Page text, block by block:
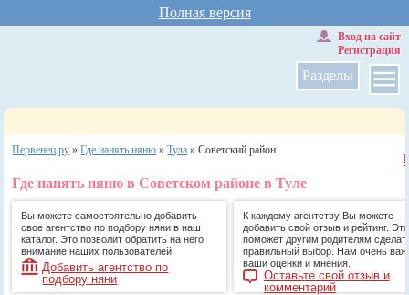
Полная версия
Разделы
Вход на сайт
Регистрация
Первенец.ру »Где нанять няню »Тула »Советский район
Где нанять няню в Советском районе в Туле
Вы можете самостоятельно добавить
свое агентство по подбору няни в наш
каталог. Это позволит обратить на него
внимание наших пользователей.
Добавить агентство по
подбору няни
К каждому агентству Вы можете
добавить свой отзыв и рейтинг. Это
поможет другим родителям
правильный выбор. Нам очень
ваши оценки и мнения.
Оставьте свой отзыв и
комментарий